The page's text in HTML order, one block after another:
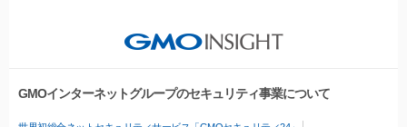
GMOインターネットグループのセキュリティ事業について